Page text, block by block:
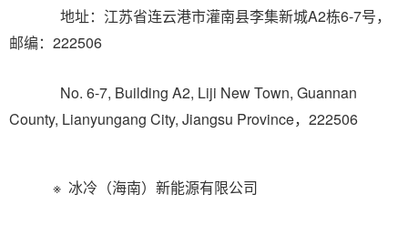
地址：江苏省连云港市灌南县李集新城A2栋6-7号，
邮编：222506
No. 6-7, Building A2, Liji New Town, Guannan
County, Lianyungang City, Jiangsu Province，222506
※ 冰冷（海南）新能源有限公司